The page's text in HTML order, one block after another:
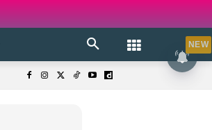
NEW